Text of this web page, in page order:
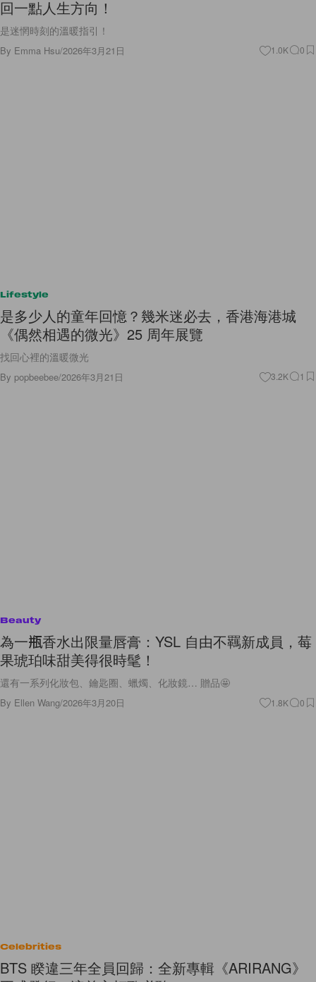
回一點人生方向！
是迷惘時刻的溫暖指引！
By Emma Hsu/2026年3月21日 1.0K 0
Lifestyle
是多少人的童年回憶？幾米迷必去，香港海港城
《偶然相遇的微光》25 周年展覽
找回心裡的溫暖微光
By popbeebee/2026年3月21日 3.2K 1
Beauty
為一瓶香水出限量唇膏：YSL 自由不羈新成員，莓
果琥珀味甜美得很時髦！
還有一系列化妝包、鑰匙圈、蠟燭、化妝鏡… 贈品🤩
By Ellen Wang/2026年3月20日 1.8K 0
Celebrities
BTS 睽違三年全員回歸：全新專輯《ARIRANG》